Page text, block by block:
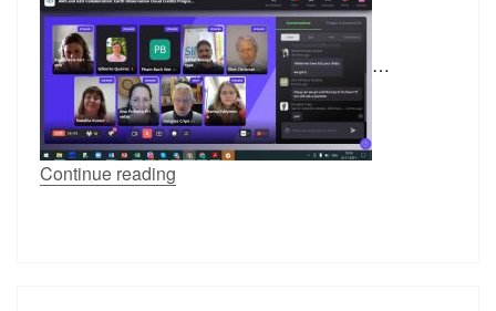
…
Continue reading